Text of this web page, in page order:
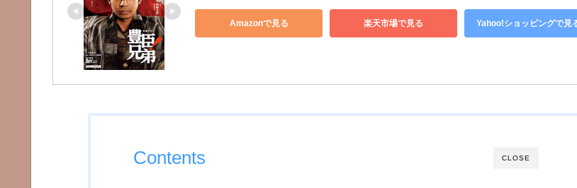
Amazonで見る 楽天市場で見る Yahoo!ショッピングで見
CLOSE
Contents